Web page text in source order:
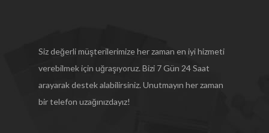
Siz değerli müşterilerimize her zaman en iyi hizmeti
verebilmek için uğraşıyoruz. Bizi 7 Gün 24 Saat
arayarak destek alabilirsiniz. Unutmayın her zaman
bir telefon uzağınızdayız!